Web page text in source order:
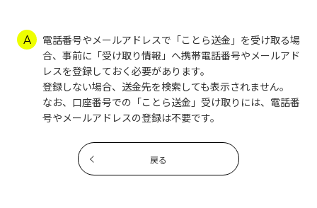
電話番号やメールアドレスで「ことら送金」を受け取る場
合、事前に「受け取り情報」へ携帯電話番号やメールアド
レスを登録しておく必要があります。
登録しない場合、送金先を検索しても表示されません。
なお、口座番号での「ことら送金」受け取りには、電話番
号やメールアドレスの登録は不要です。
戻る